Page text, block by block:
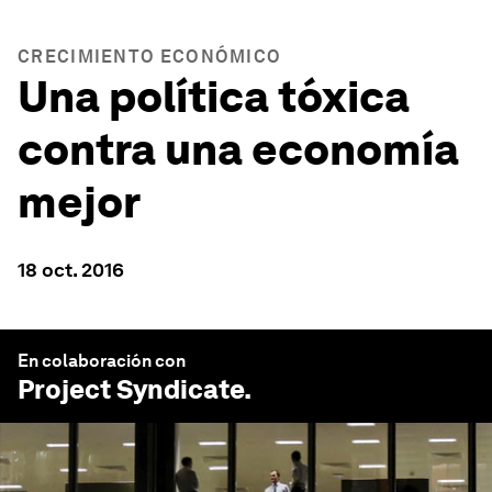
CRECIMIENTO ECONÓMICO
Una política tóxica
contra una economía
mejor
18 oct. 2016
En colaboración con
Project Syndicate.